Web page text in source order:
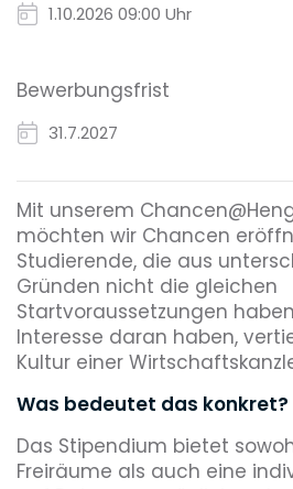
1.10.2026 09:00 Uhr
Bewerbungsfrist
31.7.2027
Mit unserem
möchten wir Chancen
Studierende, die aus
Gründen nicht die gleichen
Startvoraussetzungen
Interesse daran haben,
Kultur einer
Was bedeutet das konkret?
Das Stipendium bietet
Freiräume als auch eine